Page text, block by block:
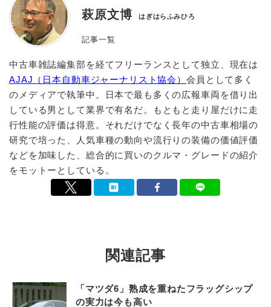
萩原文博 はぎはらふみひろ
記事一覧
中古車雑誌編集部を経てフリーランスとして独立、現在は
AJAJ（日本自動車ジャーナリスト協会） 会員として多く
のメディアで執筆中。日本で最も多くの広報車両を借り出
している男として業界で有名だ。もともと走り屋だけに走
行性能の評価は得意。それだけでなく長年の中古車相場の
研究で培った、人気車種の動向や流行りの装備の価値評価
などを加味した、総合的に買いのクルマ・グレードの紹介
をモットーとしている。
関連記事
「マツダ6」熟成を重ねたフラッグシップ
の実力は今も高い